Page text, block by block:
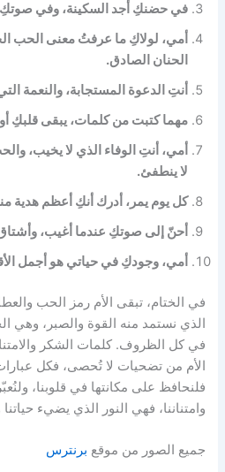
في حضنكِ أجد السكينة، وفي صوتكِ
أمي، لولاكِ ما عرفتُ معنى الحب
الحنان الصادق.
أنتِ الدعوة المستجابة، والنعمة
مهما كتبت من كلمات، يبقى قلبكِ
أمي، أنتِ الوفاء الذي لا يخيب،
لا ينطفئ.
كل يوم يمر، أدرك أنكِ أعظم هدية
أحنّ إلى صوتكِ عندما أغيب،
أمي، وجودكِ في حياتي هو أجمل
في الختام، تبقى الأم رمز الحب
الذي نستمد منه القوة والصبر، وهي
في كل الظروف. كلمات الشكر
الأم من تضحيات لا تُحصى، فكل
فلنحافظ على مكانتها في قلوبنا،
وامتناننا، فهي النور الذي يضيء
جميع الصور من موقع برنترس